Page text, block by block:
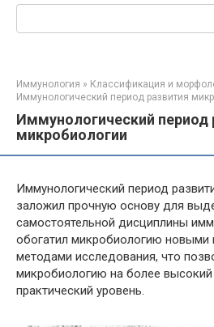
Поиск:
Иммунология » Классификация и
Иммунологический период развития
Иммунологический период
микробиологии
Иммунологический период
заложил прочную основу для
самостоятельной дисциплины
обогатил микробиологию новыми
методами исследования, что
микробиологию на более высокий
практический уровень.